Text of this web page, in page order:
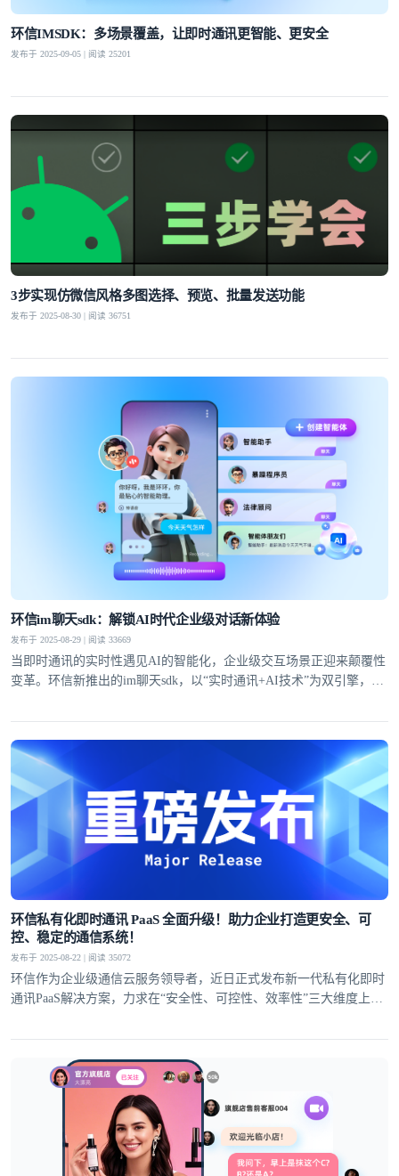
环信IMSDK：多场景覆盖，让即时通讯更智能、更安全
发布于 2025-09-05 | 阅读 25201
3步实现仿微信风格多图选择、预览、批量发送功能
发布于 2025-08-30 | 阅读 36751
环信im聊天sdk：解锁AI时代企业级对话新体验
发布于 2025-08-29 | 阅读 33669
当即时通讯的实时性遇见AI的智能化，企业级交互场景正迎来颠覆性
变革。环信新推出的im聊天sdk，以“实时通讯+AI技术”为双引擎，通
到高并发场景落地的全链路解决方案
环信私有化即时通讯 PaaS 全面升级！助力企业打造更安全、可
控、稳定的通信系统！
发布于 2025-08-22 | 阅读 35072
环信作为企业级通信云服务领导者，近日正式发布新一代私有化即时
通讯PaaS解决方案，力求在“安全性、可控性、效率性”三大维度上全
求。